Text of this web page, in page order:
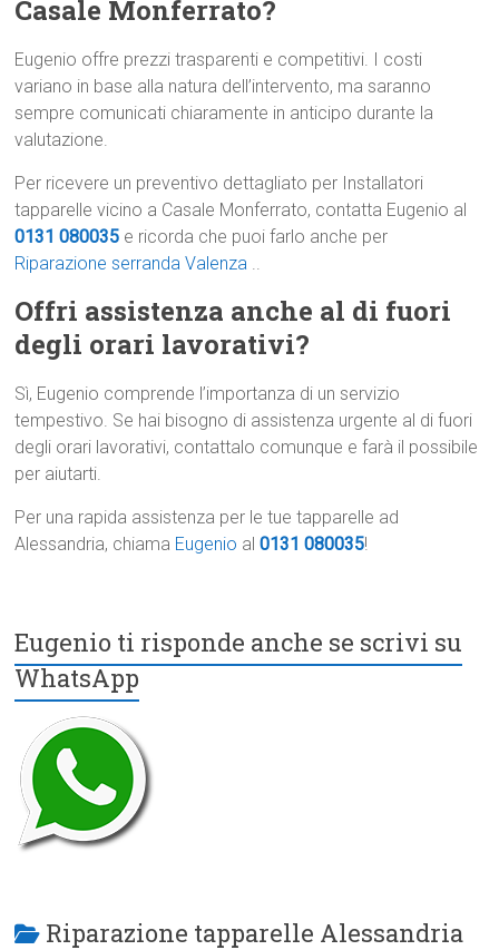
Casale Monferrato?
Eugenio offre prezzi trasparenti e competitivi. I costi
variano in base alla natura dell’intervento, ma saranno
sempre comunicati chiaramente in anticipo durante la
valutazione.
Per ricevere un preventivo dettagliato per Installatori
tapparelle vicino a Casale Monferrato, contatta Eugenio al
0131 080035 e ricorda che puoi farlo anche per
Riparazione serranda Valenza ..
Offri assistenza anche al di fuori
degli orari lavorativi?
Sì, Eugenio comprende l’importanza di un servizio
tempestivo. Se hai bisogno di assistenza urgente al di fuori
degli orari lavorativi, contattalo comunque e farà il possibile
per aiutarti.
Per una rapida assistenza per le tue tapparelle ad
Alessandria, chiama Eugenio al0131 080035!
Eugenio ti risponde anche se scrivi su
WhatsApp
Riparazione tapparelle Alessandria